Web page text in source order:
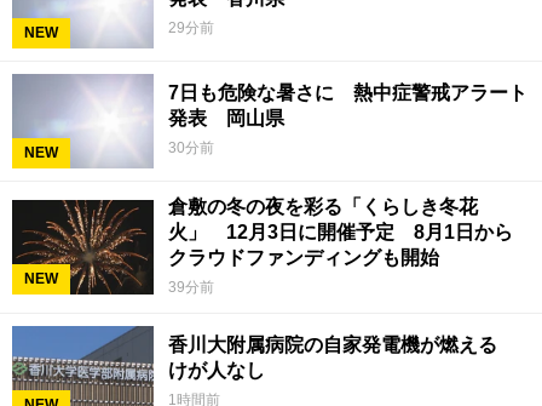
NEW 29分前
NEW
7日も危険な暑さに 熱中症警戒アラート
発表 岡山県
30分前
NEW
倉敷の冬の夜を彩る「くらしき冬花
火」 12月3日に開催予定 8月1日から
クラウドファンディングも開始
39分前
香川大附属病院の自家発電機が燃える
けが人なし
1時間前